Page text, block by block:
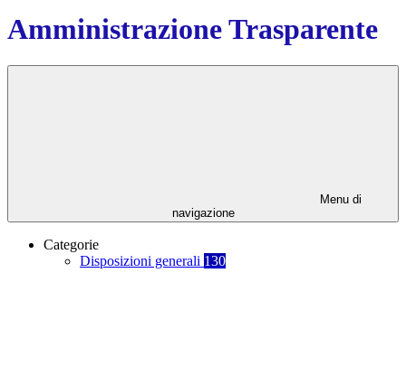
Amministrazione Trasparente
Menu di
navigazione
Categorie
Disposizioni generali 130